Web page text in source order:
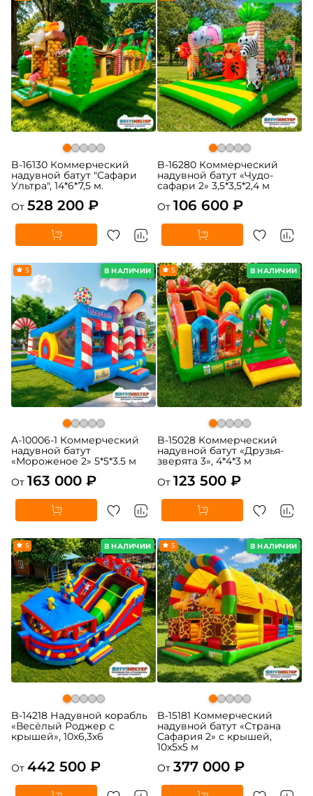
B-16130 Коммерческий
надувной батут "Сафари
Ультра", 14*6*7,5 м.
От 528 200 ₽
B-16280 Коммерческий
надувной батут «Чудо-
сафари 2» 3,5*3,5*2,4 м
От 106 600 ₽
В НАЛИЧИИ
5
A-10006-1 Коммерческий
надувной батут
«Мороженое 2» 5*5*3.5 м
От 163 000 ₽
В НАЛИЧИИ
5
B-15028 Коммерческий
надувной батут «Друзья-
зверята 3», 4*4*3 м
От 123 500 ₽
В НАЛИЧИИ
5
B-14218 Надувной корабль
«Весёлый Роджер с
крышей», 10х6,3х6
От 442 500 ₽
В НАЛИЧИИ
5
B-15181 Коммерческий
надувной батут «Страна
Сафария 2» с крышей,
10x5x5 м
От 377 000 ₽